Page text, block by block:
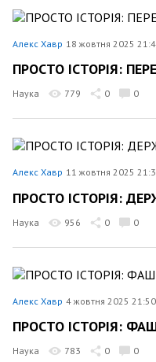
Алекс Хавр 18 жовтня 2025
ПРОСТО ІСТОРІЯ:
Наука 779 0 0
Алекс Хавр 11 жовтня 2025
ПРОСТО ІСТОРІЯ:
Наука 956 0 0
Алекс Хавр 4 жовтня 2025 21:50
ПРОСТО ІСТОРІЯ:
Наука 783 0 0